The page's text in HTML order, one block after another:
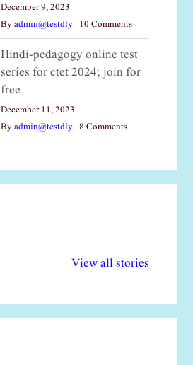
December 9, 2023
Byadmin@testdly | 10 Comments
Hindi-pedagogy online test
series for ctet 2024; join for
free
December 11, 2023
Byadmin@testdly | 8 Comments
View all stories
अधिकार दिवस| 18